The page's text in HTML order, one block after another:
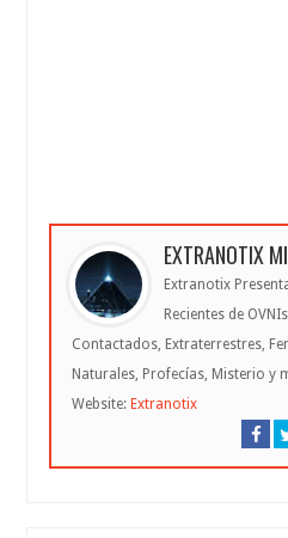
EXTRANOTIX
Extranotix
Recientes de
Contactados, Extraterrestres,
Naturales, Profecías, Misterio y
Website: Extranotix